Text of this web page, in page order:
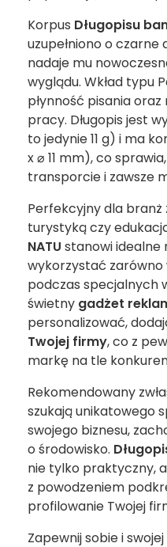
Korpus Długopisu
uzupełniono o
nadaje mu
wyglądu. Wkład typu
płynność pisania
pracy. Długopis jest
to jedynie 11 g) i ma
x ⌀ 11 mm), co
transporcie i zawsze
Perfekcyjny dla branż
turystyką czy
NATU stanowi idealne
wykorzystać zarówno
podczas specjalnych
świetny gadżet
personalizować,
Twojej firmy, co z
markę na tle
Rekomendowany
szukają unikatowego
swojego biznesu,
o środowisko.
nie tylko praktyczny,
z powodzeniem
profilowanie Twojej
Zapewnij sobie i